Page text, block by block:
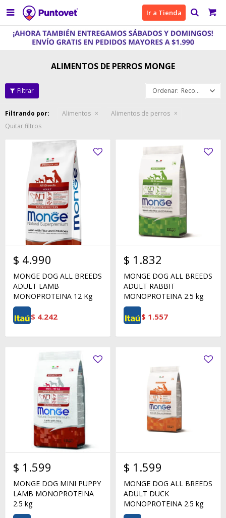
 Ir a Tienda
ALIMENTOS DE PERROS MONGE
Recomendados
Filtrando por: Alimentos
Alimentos de perros
Quitar filtros
$ 4.990
MONGE DOG ALL BREEDS
ADULT LAMB
MONOPROTEINA 12 Kg
$ 4.242
$ 1.832
MONGE DOG ALL BREEDS
ADULT RABBIT
MONOPROTEINA 2.5 kg
$ 1.557
$ 1.599
MONGE DOG MINI PUPPY
LAMB MONOPROTEINA
2.5 kg
$ 1.599
MONGE DOG ALL BREEDS
ADULT DUCK
MONOPROTEINA 2.5 kg